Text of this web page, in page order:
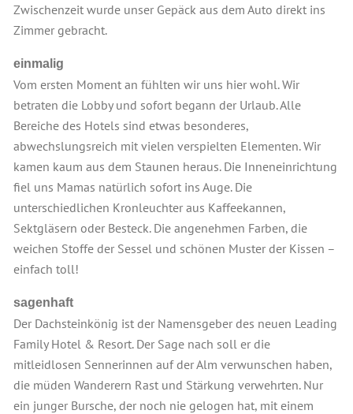
Zwischenzeit wurde unser Gepäck aus dem Auto direkt ins
Zimmer gebracht.
einmalig
Vom ersten Moment an fühlten wir uns hier wohl. Wir
betraten die Lobby und sofort begann der Urlaub. Alle
Bereiche des Hotels sind etwas besonderes,
abwechslungsreich mit vielen verspielten Elementen. Wir
kamen kaum aus dem Staunen heraus. Die Inneneinrichtung
fiel uns Mamas natürlich sofort ins Auge. Die
unterschiedlichen Kronleuchter aus Kaffeekannen,
Sektgläsern oder Besteck. Die angenehmen Farben, die
weichen Stoffe der Sessel und schönen Muster der Kissen –
einfach toll!
sagenhaft
Der Dachsteinkönig ist der Namensgeber des neuen Leading
Family Hotel & Resort. Der Sage nach soll er die
mitleidlosen Sennerinnen auf der Alm verwunschen haben,
die müden Wanderern Rast und Stärkung verwehrten. Nur
ein junger Bursche, der noch nie gelogen hat, mit einem